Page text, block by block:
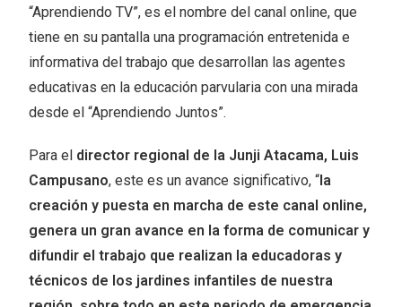
“Aprendiendo TV”, es el nombre del canal online, que
tiene en su pantalla una programación entretenida e
informativa del trabajo que desarrollan las agentes
educativas en la educación parvularia con una mirada
desde el “Aprendiendo Juntos”.
Para el director regional de la Junji Atacama, Luis
Campusano, este es un avance significativo, “la
creación y puesta en marcha de este canal online,
genera un gran avance en la forma de comunicar y
difundir el trabajo que realizan la educadoras y
técnicos de los jardines infantiles de nuestra